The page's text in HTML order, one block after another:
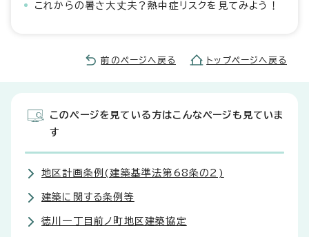
これからの暑さ大丈夫？熱中症リスクを見てみよう！
前のページへ戻る トップページへ戻る
このページを見ている方はこんなページも見ていま
す
地区計画条例(建築基準法第68条の2)
建築に関する条例等
徳川一丁目前ノ町地区建築協定